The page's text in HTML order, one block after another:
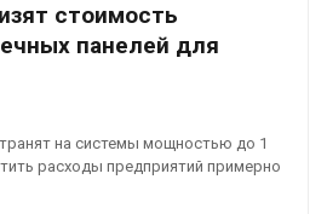
стоимость
панелей для
на системы мощностью до 1
расходы предприятий примерно